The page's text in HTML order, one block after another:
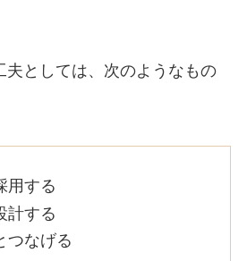
夫としては、次のようなもの
用する
計する
つなげる